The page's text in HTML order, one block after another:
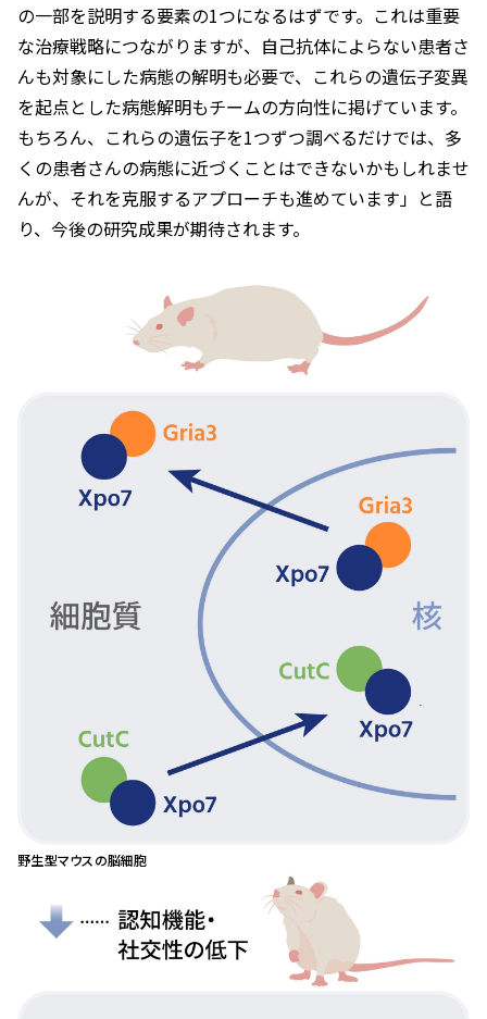
の一部を説明する要素の1つになるはずです。これは重要
な治療戦略につながりますが、自己抗体によらない患者さ
んも対象にした病態の解明も必要で、これらの遺伝子変異
を起点とした病態解明もチームの方向性に掲げています。
もちろん、これらの遺伝子を1つずつ調べるだけでは、多
くの患者さんの病態に近づくことはできないかもしれませ
んが、それを克服するアプローチも進めています」と語
り、今後の研究成果が期待されます。
野生型マウスの脳細胞